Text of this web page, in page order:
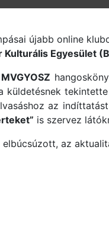
újabb online
Kulturális Egyesület
MVGYOSZ
küldetésnek
az
is szervez
elbúcsúzott, az